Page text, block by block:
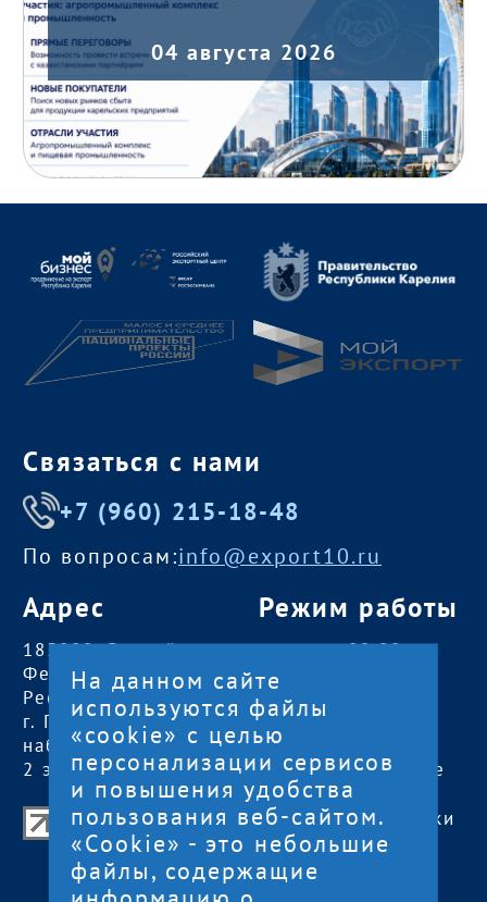
04 августа 2026
Связаться с нами
+7 (960) 215-18-48
По вопросам:info@export10.ru
Адрес
185000, Российская
Федерация,
Республика Карелия
г. Петрозаводск,
наб. Гюллинга, 11 /
2 этаж, офис 2
Режим работы
пн — чт:09:00 —
18:00
пт:09:00 — 17:00
обед с 13:00 до
14:00
сб, вс— выходные
Центр поддержки экспорта Республики
Карелия
© 2012—2024
На данном сайте
используются файлы
«cookie» с целью
персонализации сервисов
и повышения удобства
пользования веб-сайтом.
«Cookie» - это небольшие
файлы, содержащие